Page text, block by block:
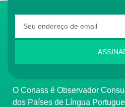
O Conass é Observador Consultivo da Comunidade
dos Países de Língua